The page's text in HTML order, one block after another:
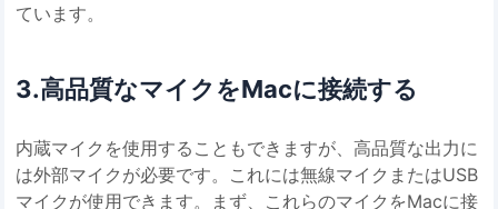
ています。
3.高品質なマイクをMacに接続する
内蔵マイクを使用することもできますが、高品質な出力に
は外部マイクが必要です。これには無線マイクまたはUSB
マイクが使用できます。まず、これらのマイクをMacに接